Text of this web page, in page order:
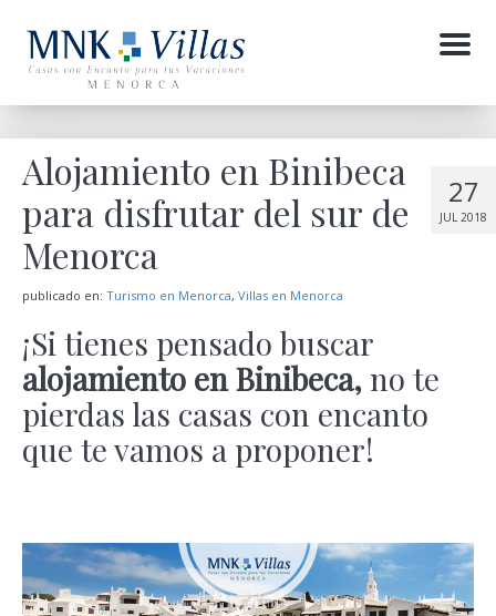
Menu
27
JUL 2018
Alojamiento en Binibeca
para disfrutar del sur de
Menorca
publicado en: Turismo en Menorca, Villas en Menorca
¡Si tienes pensado buscar
alojamiento en Binibeca, no te
pierdas las casas con encanto
que te vamos a proponer!